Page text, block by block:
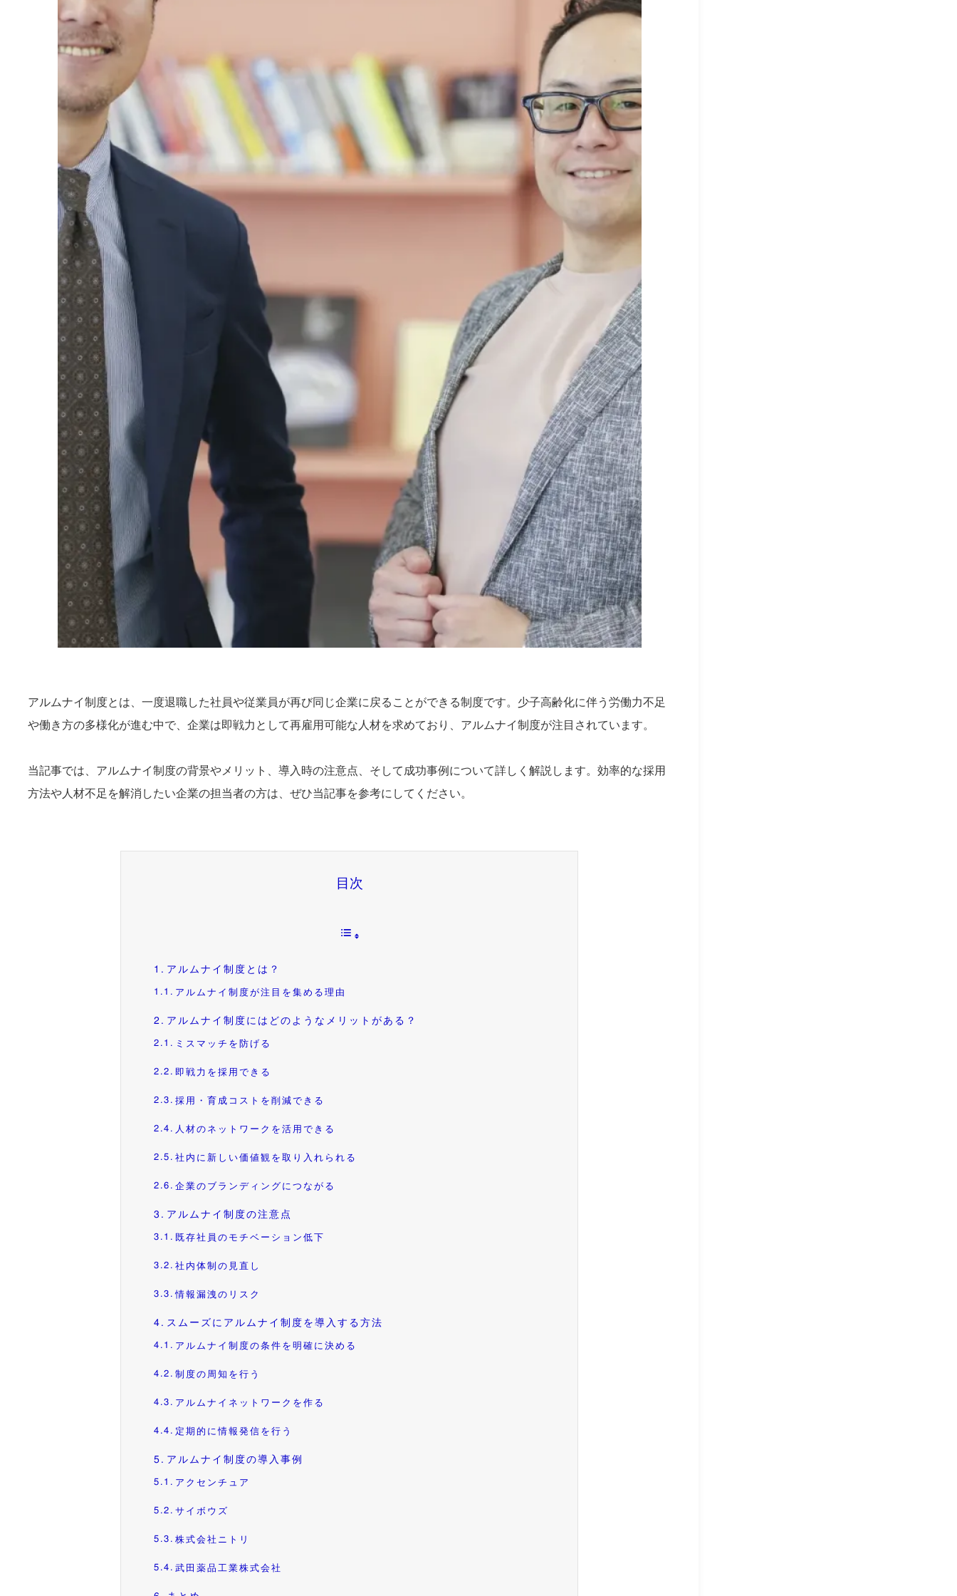
アルムナイ制度とは、一度退職した社員や従業員が再び同じ企業に戻ることができる制度です。少子高齢化に伴う労働力不足
や働き方の多様化が進む中で、企業は即戦力として再雇用可能な人材を求めており、アルムナイ制度が注目されています。
当記事では、アルムナイ制度の背景やメリット、導入時の注意点、そして成功事例について詳しく解説します。効率的な採用
方法や人材不足を解消したい企業の担当者の方は、ぜひ当記事を参考にしてください。
目次
アルムナイ制度とは？
アルムナイ制度が注目を集める理由
アルムナイ制度にはどのようなメリットがある？
ミスマッチを防げる
即戦力を採用できる
採用・育成コストを削減できる
人材のネットワークを活用できる
社内に新しい価値観を取り入れられる
企業のブランディングにつながる
アルムナイ制度の注意点
既存社員のモチベーション低下
社内体制の見直し
情報漏洩のリスク
スムーズにアルムナイ制度を導入する方法
アルムナイ制度の条件を明確に決める
制度の周知を行う
アルムナイネットワークを作る
定期的に情報発信を行う
アルムナイ制度の導入事例
アクセンチュア
サイボウズ
株式会社ニトリ
武田薬品工業株式会社